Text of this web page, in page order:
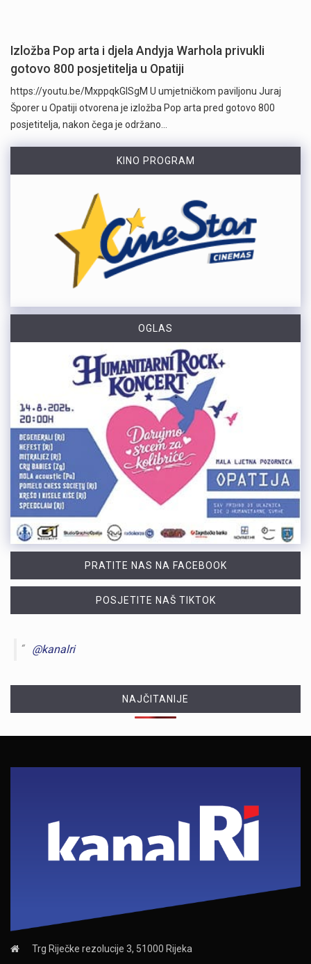
Izložba Pop arta i djela Andyja Warhola privukli
gotovo 800 posjetitelja u Opatiji
https://youtu.be/MxppqkGISgM U umjetničkom paviljonu Juraj
Šporer u Opatiji otvorena je izložba Pop arta pred gotovo 800
posjetitelja, nakon čega je održano…
KINO PROGRAM
OGLAS
PRATITE NAS NA FACEBOOK
POSJETITE NAŠ TIKTOK
@kanalri
NAJČITANIJE
Trg Riječke rezolucije 3, 51000 Rijeka